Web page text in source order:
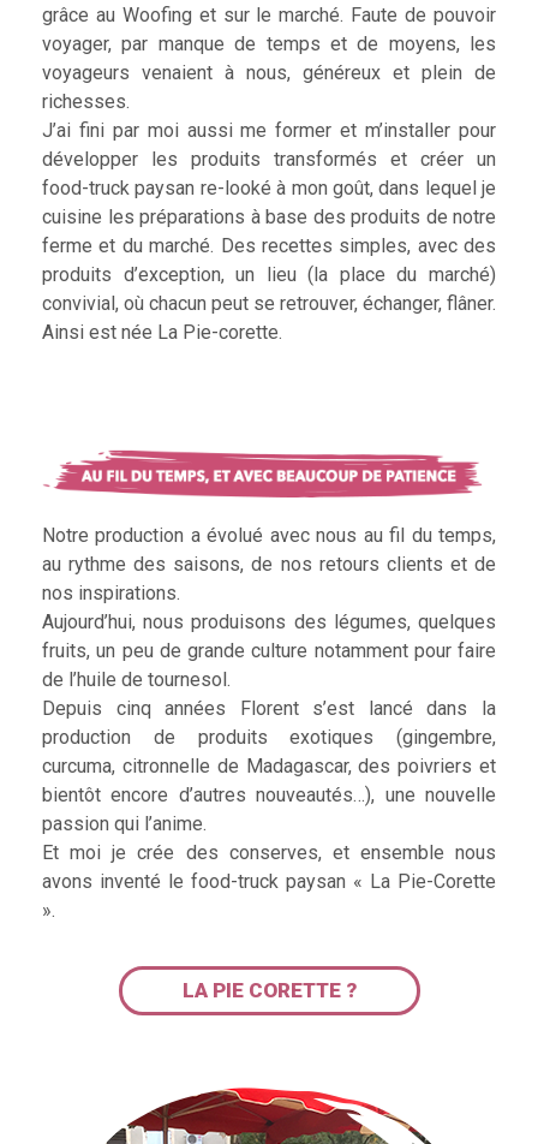
grâce au Woofing et sur le marché. Faute de pouvoir
voyager, par manque de temps et de moyens, les
voyageurs venaient à nous, généreux et plein de
richesses.
J’ai fini par moi aussi me former et m’installer pour
développer les produits transformés et créer un
food-truck paysan re-looké à mon goût, dans lequel je
cuisine les préparations à base des produits de notre
ferme et du marché. Des recettes simples, avec des
produits d’exception, un lieu (la place du marché)
convivial, où chacun peut se retrouver, échanger, flâner.
Ainsi est née La Pie-corette.
Notre production a évolué avec nous au fil du temps,
au rythme des saisons, de nos retours clients et de
nos inspirations.
Aujourd’hui, nous produisons des légumes, quelques
fruits, un peu de grande culture notamment pour faire
de l’huile de tournesol.
Depuis cinq années Florent s’est lancé dans la
production de produits exotiques (gingembre,
curcuma, citronnelle de Madagascar, des poivriers et
bientôt encore d’autres nouveautés…), une nouvelle
passion qui l’anime.
Et moi je crée des conserves, et ensemble nous
avons inventé le food-truck paysan « La Pie-Corette
».
LA PIE CORETTE ?